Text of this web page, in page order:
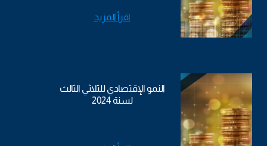
اقرأ المزيد
النمو الإقتصادي للثلاثي الثالث
لسنة 2024